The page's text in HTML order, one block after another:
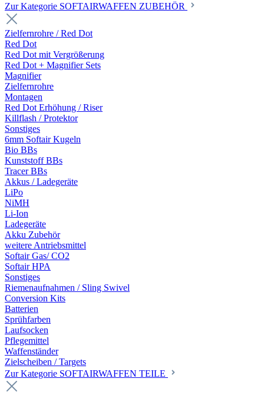
Zur Kategorie SOFTAIRWAFFEN ZUBEHÖR
Zielfernrohre / Red Dot
Red Dot
Red Dot mit Vergrößerung
Red Dot + Magnifier Sets
Magnifier
Zielfernrohre
Montagen
Red Dot Erhöhung / Riser
Killflash / Protektor
Sonstiges
6mm Softair Kugeln
Bio BBs
Kunststoff BBs
Tracer BBs
Akkus / Ladegeräte
LiPo
NiMH
Li-Ion
Ladegeräte
Akku Zubehör
weitere Antriebsmittel
Softair Gas/ CO2
Softair HPA
Sonstiges
Riemenaufnahmen / Sling Swivel
Conversion Kits
Batterien
Sprühfarben
Laufsocken
Pflegemittel
Waffenständer
Zielscheiben / Targets
Zur Kategorie SOFTAIRWAFFEN TEILE